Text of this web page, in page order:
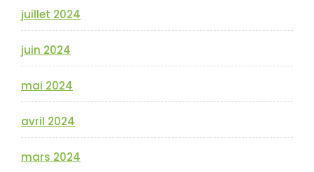
juillet 2024
juin 2024
mai 2024
avril 2024
mars 2024